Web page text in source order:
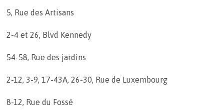
5, Rue des Artisans
2-4 et 26, Blvd Kennedy
54-58, Rue des jardins
2-12, 3-9, 17-43A, 26-30, Rue de Luxembourg
8-12, Rue du Fossé